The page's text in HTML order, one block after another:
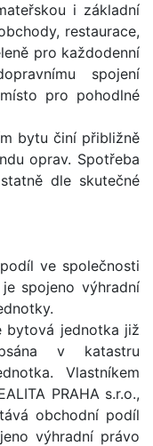
i základní
restaurace,
pro každodenní
spojení
pro pohodlné
bytu činí přibližně
oprav. Spotřeba
dle skutečné
ve společnosti
je spojeno výhradní
bytová jednotka již
v katastru
Vlastníkem
PRAHA s.r.o.,
obchodní podíl
výhradní právo